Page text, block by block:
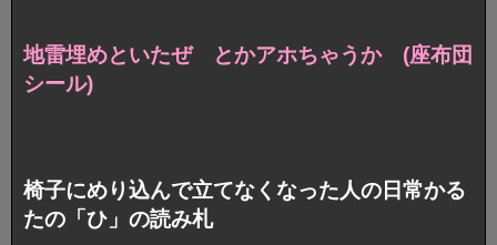
地雷埋めといたぜ とかアホちゃうか (座布団
シール)
椅子にめり込んで立てなくなった人の日常かる
たの「ひ」の読み札